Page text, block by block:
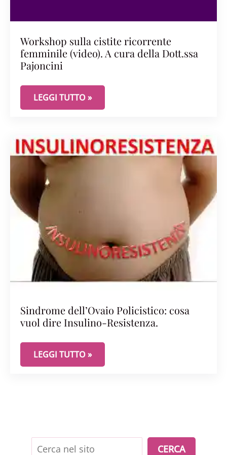
Workshop sulla cistite ricorrente
femminile (video). A cura della Dott.ssa
Pajoncini
WORKSHOP SULLA CISTITE RICORRENTE
LEGGI TUTTO »
Sindrome dell’Ovaio Policistico: cosa
vuol dire Insulino-Resistenza.
SINDROME DELL’OVAIO POLICISTICO: COSA
LEGGI TUTTO »
Cerca CERCA